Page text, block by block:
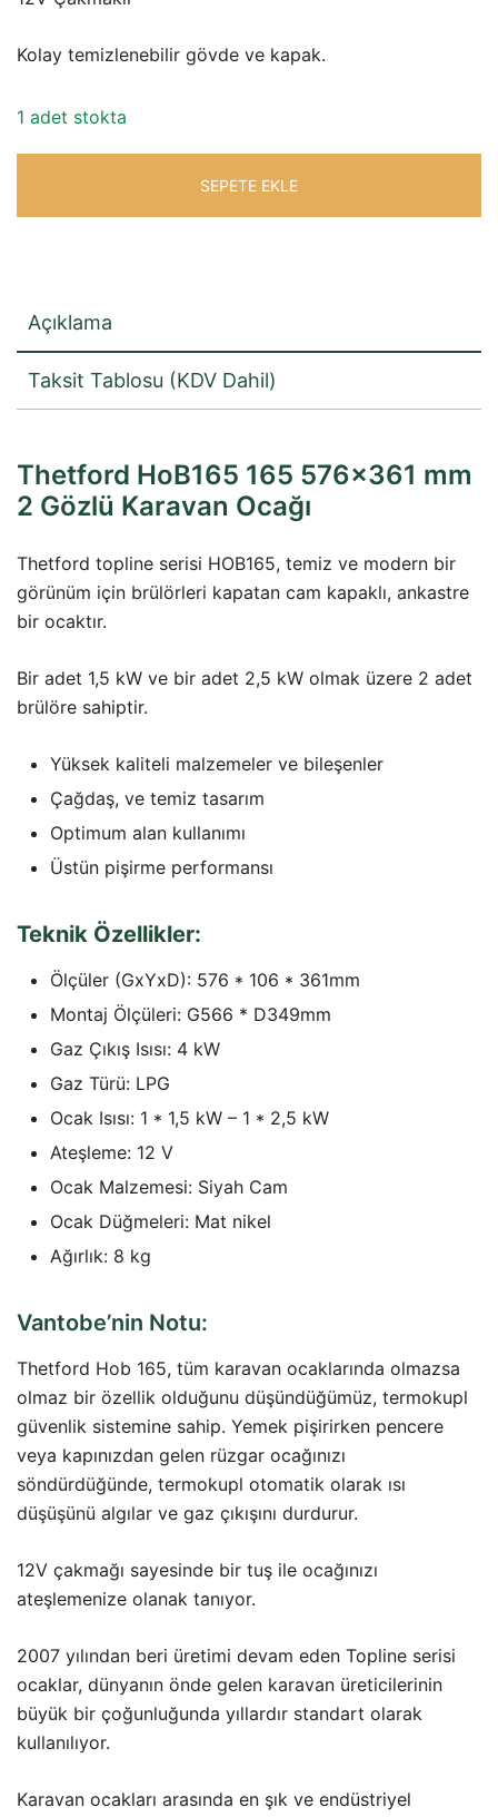
Kolay temizlenebilir gövde ve kapak.
1 adet stokta
SEPETE EKLE
Açıklama
Taksit Tablosu (KDV Dahil)
Thetford HoB165 165 576×361 mm
2 Gözlü Karavan Ocağı
Thetford topline serisi HOB165, temiz ve modern bir
görünüm için brülörleri kapatan cam kapaklı, ankastre
bir ocaktır.
Bir adet 1,5 kW ve bir adet 2,5 kW olmak üzere 2 adet
brülöre sahiptir.
Yüksek kaliteli malzemeler ve bileşenler
Çağdaş, ve temiz tasarım
Optimum alan kullanımı
Üstün pişirme performansı
Teknik Özellikler:
Ölçüler (GxYxD): 576 * 106 * 361mm
Montaj Ölçüleri: G566 * D349mm
Gaz Çıkış Isısı: 4 kW
Gaz Türü: LPG
Ocak Isısı: 1 * 1,5 kW – 1 * 2,5 kW
Ateşleme: 12 V
Ocak Malzemesi: Siyah Cam
Ocak Düğmeleri: Mat nikel
Ağırlık: 8 kg
Vantobe’nin Notu:
Thetford Hob 165, tüm karavan ocaklarında olmazsa
olmaz bir özellik olduğunu düşündüğümüz, termokupl
güvenlik sistemine sahip. Yemek pişirirken pencere
veya kapınızdan gelen rüzgar ocağınızı
söndürdüğünde, termokupl otomatik olarak ısı
düşüşünü algılar ve gaz çıkışını durdurur.
12V çakmağı sayesinde bir tuş ile ocağınızı
ateşlemenize olanak tanıyor.
2007 yılından beri üretimi devam eden Topline serisi
ocaklar, dünyanın önde gelen karavan üreticilerinin
büyük bir çoğunluğunda yıllardır standart olarak
kullanılıyor.
Karavan ocakları arasında en şık ve endüstriyel